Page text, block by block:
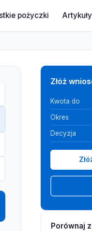
pożyczki Artykuły
Złóż
Kwota do
Okres
Decyzja
Porównaj